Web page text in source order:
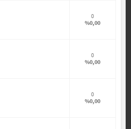
0
%0,00
0
%0,00
0
%0,00